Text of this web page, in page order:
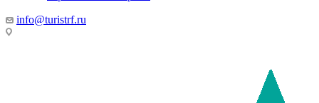
info@turistrf.ru